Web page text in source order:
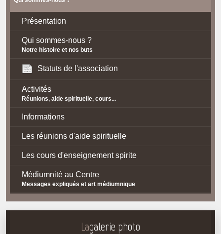
Présentation
Qui sommes-nous ?
Notre histoire et nos buts
Statuts de l'association
Activités
Réunions, aide spirituelle, cours...
Informations
Les réunions d'aide spirituelle
Les cours d'enseignement spirite
Médiumnité au Centre
Messages expliqués et art médiumnique
Contact / Accès
Plan d'accèsLagalerie photo